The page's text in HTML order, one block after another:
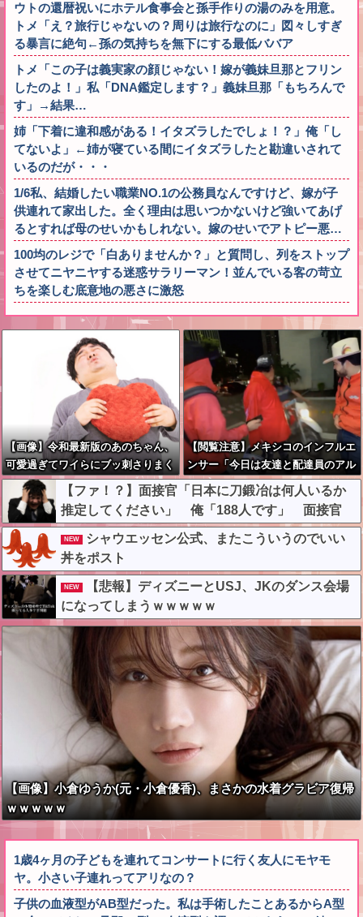
ウトの還暦祝いにホテル食事会と孫手作りの湯のみを用意。
トメ「え？旅行じゃないの？周りは旅行なのに」図々しすぎ
る暴言に絶句←孫の気持ちを無下にする最低ババア
トメ「この子は義実家の顔じゃない！嫁が義妹旦那とフリン
したのよ！」私「DNA鑑定します？」義妹旦那「もちろんで
す」→結果…
姉「下着に違和感がある！イタズラしたでしょ！？」俺「し
てないよ」←姉が寝ている間にイタズラしたと勘違いされて
いるのだが・・・
1/6私、結婚したい職業NO.1の公務員なんですけど、嫁が子
供連れて家出した。全く理由は思いつかないけど強いてあげ
るとすれば母のせいかもしれない。嫁のせいでアトピー悪…
100均のレジで「白ありませんか？」と質問し、列をストップ
させてニヤニヤする迷惑サラリーマン！並んでいる客の苛立
ちを楽しむ底意地の悪さに激怒
【画像】令和最新版のあのちゃん、
可愛過ぎてワイらにブッ刺さりまく
りw w w w w w
【閲覧注意】メキシコのインフルエ
ンサー「今日は友達と配達員のアル
バイトを体験してみるよ！！」←結
果・・・
【ファ！？】面接官「日本に刀鍛冶は何人いるか
推定してください」 俺「188人です」 面接官
「どういう風に考えましたか？」 俺「知ってま
した」→この後『こう』なったんだがマジで納得
いかない！！！！！
NEW
シャウエッセン公式、またこういうのでいい
丼をポスト
NEW
【悲報】ディズニーとUSJ、JKのダンス会場
になってしまうｗｗｗｗｗ
【画像】小倉ゆうか(元・小倉優香)、まさかの水着グラビア復帰
ｗｗｗｗｗ
1歳4ヶ月の子どもを連れてコンサートに行く友人にモヤモ
ヤ。小さい子連れってアリなの？
子供の血液型がAB型だった。私は手術したことあるからA型